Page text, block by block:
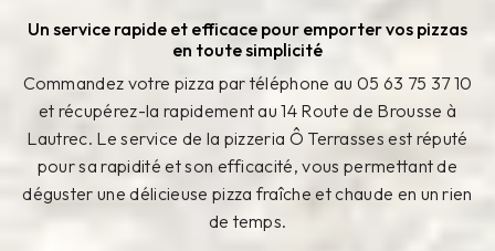
Un service rapide et efficace pour emporter vos pizzas
en toute simplicité
Commandez votre pizza par téléphone au 05 63 75 37 10
et récupérez-la rapidement au 14 Route de Brousse à
Lautrec. Le service de la pizzeria Ô Terrasses est réputé
pour sa rapidité et son efficacité, vous permettant de
déguster une délicieuse pizza fraîche et chaude en un rien
de temps.